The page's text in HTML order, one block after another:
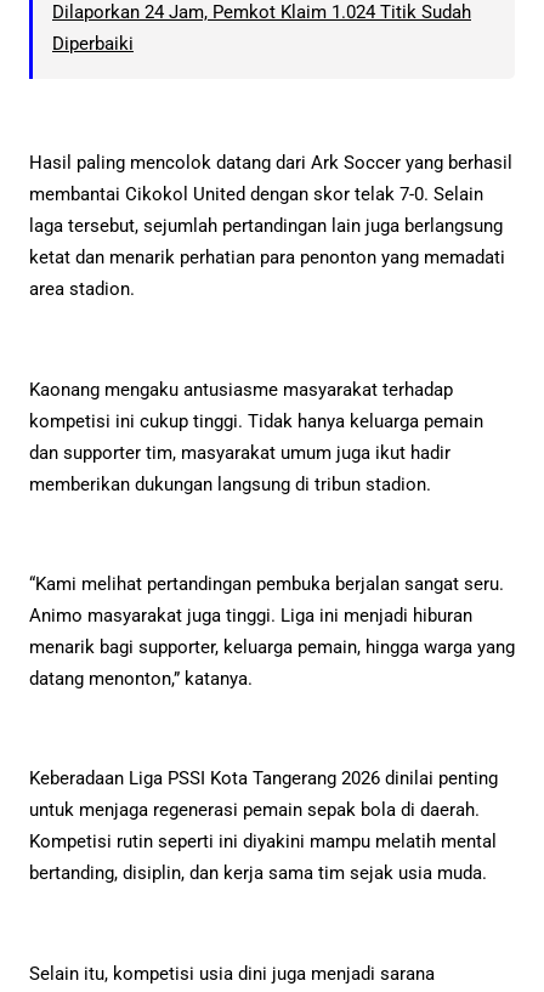
Dilaporkan 24 Jam, Pemkot Klaim 1.024 Titik Sudah
Diperbaiki
Hasil paling mencolok datang dari Ark Soccer yang berhasil
membantai Cikokol United dengan skor telak 7-0. Selain
laga tersebut, sejumlah pertandingan lain juga berlangsung
ketat dan menarik perhatian para penonton yang memadati
area stadion.
Kaonang mengaku antusiasme masyarakat terhadap
kompetisi ini cukup tinggi. Tidak hanya keluarga pemain
dan supporter tim, masyarakat umum juga ikut hadir
memberikan dukungan langsung di tribun stadion.
“Kami melihat pertandingan pembuka berjalan sangat seru.
Animo masyarakat juga tinggi. Liga ini menjadi hiburan
menarik bagi supporter, keluarga pemain, hingga warga yang
datang menonton,” katanya.
Keberadaan Liga PSSI Kota Tangerang 2026 dinilai penting
untuk menjaga regenerasi pemain sepak bola di daerah.
Kompetisi rutin seperti ini diyakini mampu melatih mental
bertanding, disiplin, dan kerja sama tim sejak usia muda.
Selain itu, kompetisi usia dini juga menjadi sarana